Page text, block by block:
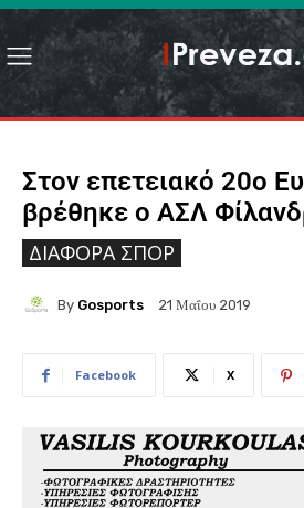
Στον επετειακό 20ο
βρέθηκε ο ΑΣΛ
ΔΙΆΦΟΡΑ ΣΠΟΡ
By Gosports 21 Μαΐου 2019
Facebook X